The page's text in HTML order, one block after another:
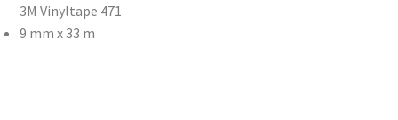
3M Vinyltape 471
9 mm x 33 m